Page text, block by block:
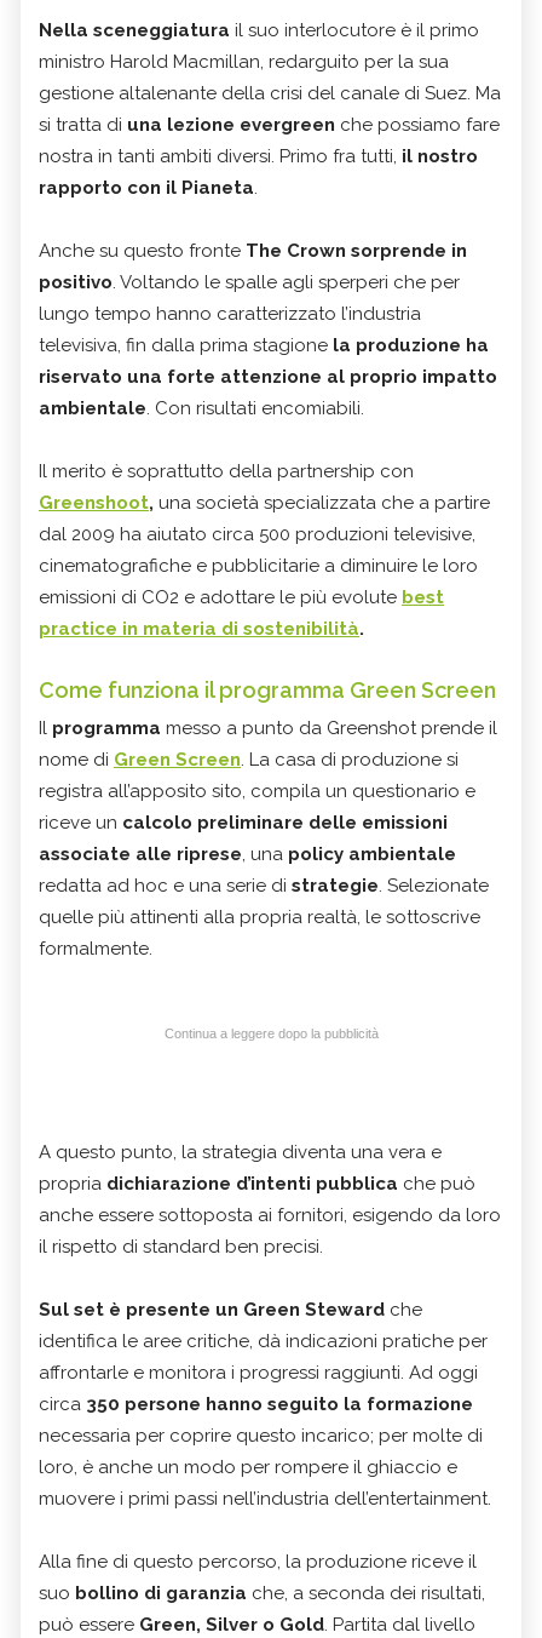
Nella sceneggiatura il suo interlocutore è il primo
ministro Harold Macmillan, redarguito per la sua
gestione altalenante della crisi del canale di Suez. Ma
si tratta di una lezione evergreen che possiamo fare
nostra in tanti ambiti diversi. Primo fra tutti, il nostro
rapporto con il Pianeta.
Anche su questo fronte The Crown sorprende in
positivo. Voltando le spalle agli sperperi che per
lungo tempo hanno caratterizzato l’industria
televisiva, fin dalla prima stagione la produzione ha
riservato una forte attenzione al proprio impatto
ambientale. Con risultati encomiabili.
Il merito è soprattutto della partnership con
Greenshoot, una società specializzata che a partire
dal 2009 ha aiutato circa 500 produzioni televisive,
cinematografiche e pubblicitarie a diminuire le loro
emissioni di CO2 e adottare le più evolute best
practice in materia di sostenibilità.
Come funziona il programma Green Screen
Il programma messo a punto da Greenshot prende il
nome di Green Screen. La casa di produzione si
registra all’apposito sito, compila un questionario e
riceve un calcolo preliminare delle emissioni
associate alle riprese, una policy ambientale
redatta ad hoc e una serie di strategie. Selezionate
quelle più attinenti alla propria realtà, le sottoscrive
formalmente.
Continua a leggere dopo la pubblicità
A questo punto, la strategia diventa una vera e
propria dichiarazione d’intenti pubblica che può
anche essere sottoposta ai fornitori, esigendo da loro
il rispetto di standard ben precisi.
Sul set è presente un Green Steward che
identifica le aree critiche, dà indicazioni pratiche per
affrontarle e monitora i progressi raggiunti. Ad oggi
circa 350 persone hanno seguito la formazione
necessaria per coprire questo incarico; per molte di
loro, è anche un modo per rompere il ghiaccio e
muovere i primi passi nell’industria dell’entertainment.
Alla fine di questo percorso, la produzione riceve il
suo bollino di garanzia che, a seconda dei risultati,
può essere Green, Silver o Gold. Partita dal livello